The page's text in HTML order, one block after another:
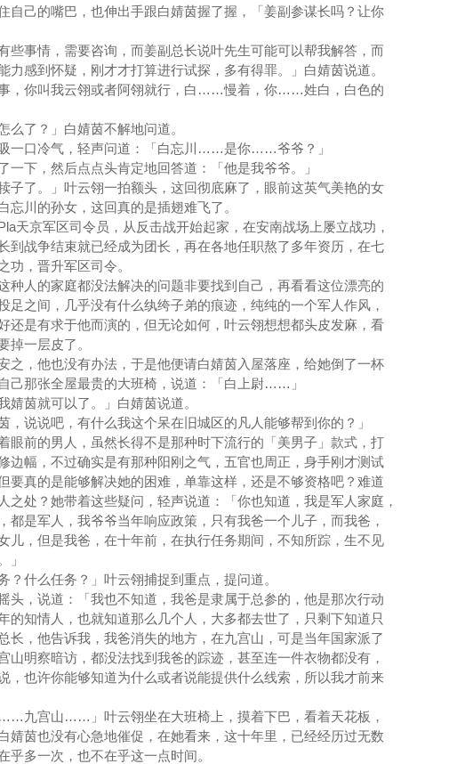
自己的嘴巴，也伸出手跟白婧茵握了握，「姜副参谋长吗？让你
事情，需要咨询，而姜副总长说叶先生可能可以帮我解答，而
力感到怀疑，刚才才打算进行试探，多有得罪。」白婧茵说道。
你叫我云翎或者阿翎就行，白……慢着，你……姓白，白色的
了？」白婧茵不解地问道。
口冷气，轻声问道：「白忘川……是你……爷爷？」
下，然后点点头肯定地回答道：「他是我爷爷。」
了。」叶云翎一拍额头，这回彻底麻了，眼前这英气美艳的女
忘川的孙女，这回真的是插翅难飞了。
京军区司令员，从反击战开始起家，在安南战场上屡立战功，
到战争结束就已经成为团长，再在各地任职熬了多年资历，在七
功，晋升军区司令。
人的家庭都没法解决的问题非要找到自己，再看看这位漂亮的
足之间，几乎没有什么纨绔子弟的痕迹，纯纯的一个军人作风，
还是有求于他而演的，但无论如何，叶云翎想想都头皮发麻，看
掉一层皮了。
，他也没有办法，于是他便请白婧茵入屋落座，给她倒了一杯
己那张全屋最贵的大班椅，说道：「白上尉……」
茵就可以了。」白婧茵说道。
说说吧，有什么我这个呆在旧城区的凡人能够帮到你的？」
前的男人，虽然长得不是那种时下流行的「美男子」款式，打
边幅，不过确实是有那种阳刚之气，五官也周正，身手刚才测试
要真的是能够解决她的困难，单靠这样，还是不够资格吧？难道
之处？她带着这些疑问，轻声说道：「你也知道，我是军人家庭，
都是军人，我爷爷当年响应政策，只有我爸一个儿子，而我爸，
儿，但是我爸，在十年前，在执行任务期间，不知所踪，生不见
」
什么任务？」叶云翎捕捉到重点，提问道。
，说道：「我也不知道，我爸是隶属于总参的，他是那次行动
的知情人，也就知道那么几个人，大多都去世了，只剩下知道只
长，他告诉我，我爸消失的地方，在九宫山，可是当年国家派了
山明察暗访，都没法找到我爸的踪迹，甚至连一件衣物都没有，
，也许你能够知道为什么或者说能提供什么线索，所以我才前来
宫山……」叶云翎坐在大班椅上，摸着下巴，看着天花板，
婧茵也没有心急地催促，在她看来，这十年里，已经经历过无数
乎多一次，也不在乎这一点时间。